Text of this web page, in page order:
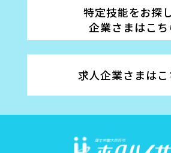
特定技能をお探
企業さまはこち
求人企業さまはこ